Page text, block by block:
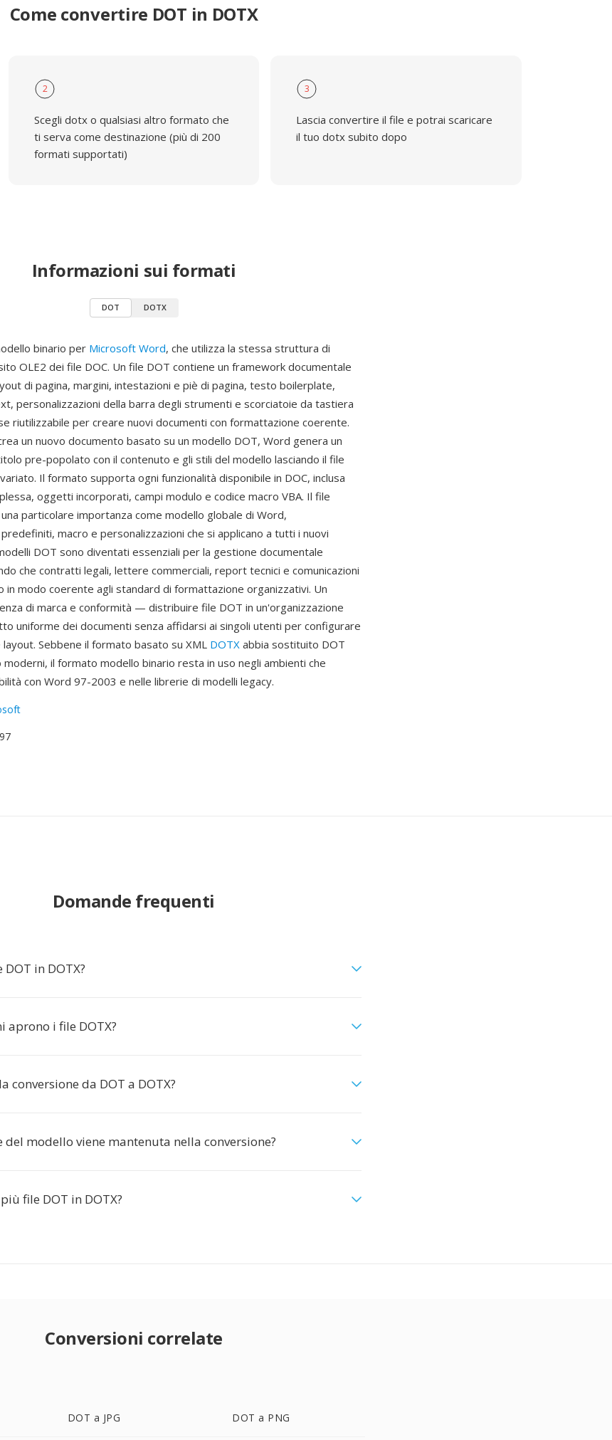
Come convertire DOT in DOTX
2
Scegli dotx o qualsiasi altro formato che
ti serva come destinazione (più di 200
formati supportati)
3
Lascia convertire il file e potrai scaricare
il tuo dotx subito dopo
Informazioni sui formati
DOT DOTX
binario per Microsoft Word, che utilizza la stessa struttura di
OLE2 dei file DOC. Un file DOT contiene un framework documentale
di pagina, margini, intestazioni e piè di pagina, testo boilerplate,
personalizzazioni della barra degli strumenti e scorciatoie da tastiera
riutilizzabile per creare nuovi documenti con formattazione coerente.
un nuovo documento basato su un modello DOT, Word genera un
pre-popolato con il contenuto e gli stili del modello lasciando il file
Il formato supporta ogni funzionalità disponibile in DOC, inclusa
oggetti incorporati, campi modulo e codice macro VBA. Il file
particolare importanza come modello globale di Word,
macro e personalizzazioni che si applicano a tutti i nuovi
DOT sono diventati essenziali per la gestione documentale
che contratti legali, lettere commerciali, report tecnici e comunicazioni
in modo coerente agli standard di formattazione organizzativi. Un
di marca e conformità — distribuire file DOT in un'organizzazione
uniforme dei documenti senza affidarsi ai singoli utenti per configurare
Sebbene il formato basato su XML DOTX abbia sostituito DOT
il formato modello binario resta in uso negli ambienti che
con Word 97-2003 e nelle librerie di modelli legacy.
Domande frequenti
in DOTX?
i file DOTX?
conversione da DOT a DOTX?
modello viene mantenuta nella conversione?
file DOT in DOTX?
Conversioni correlate
DOT a JPG DOT a PNG